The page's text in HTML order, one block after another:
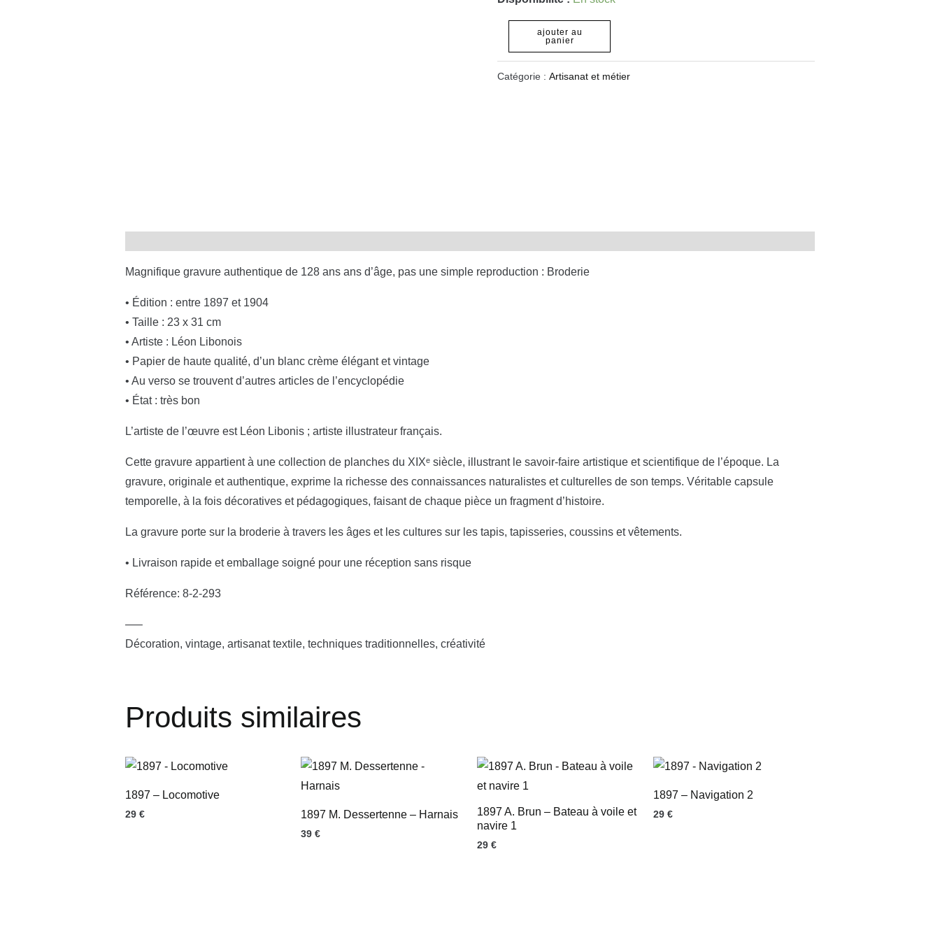
ajouter au
panier
Catégorie :Artisanat et métier
Magnifique gravure authentique de 128 ans ans d’âge, pas une simple reproduction : Broderie
• Édition : entre 1897 et 1904
• Taille : 23 x 31 cm
• Artiste : Léon Libonois
• Papier de haute qualité, d’un blanc crème élégant et vintage
• Au verso se trouvent d’autres articles de l’encyclopédie
• État : très bon
L’artiste de l’œuvre est Léon Libonis ; artiste illustrateur français.
Cette gravure appartient à une collection de planches du XIXᵉ siècle, illustrant le savoir-faire artistique et scientifique de l’époque. La
gravure, originale et authentique, exprime la richesse des connaissances naturalistes et culturelles de son temps. Véritable capsule
temporelle, à la fois décoratives et pédagogiques, faisant de chaque pièce un fragment d’histoire.
La gravure porte sur la broderie à travers les âges et les cultures sur les tapis, tapisseries, coussins et vêtements.
• Livraison rapide et emballage soigné pour une réception sans risque
Référence: 8-2-293
—–
Décoration, vintage, artisanat textile, techniques traditionnelles, créativité
Produits similaires
1897 – Locomotive
29 € 1897 M. Dessertenne – Harnais
39€
1897 A. Brun – Bateau à voile et
navire 1
29 €
1897 – Navigation 2
29 €